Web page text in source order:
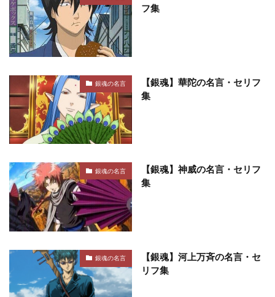
フ集
銀魂の名言
【銀魂】華陀の名言・セリフ
集
銀魂の名言
【銀魂】神威の名言・セリフ
集
銀魂の名言
【銀魂】河上万斉の名言・セ
リフ集